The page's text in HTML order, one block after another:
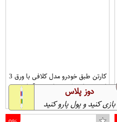
کارتن طبق خودرو مدل کلافی با ورق 3
لایه و مدل سلفون براق برند آریا
۱۰۰,۰۰۰
دوز پلاس
بازی کنید و پول پارو کنید